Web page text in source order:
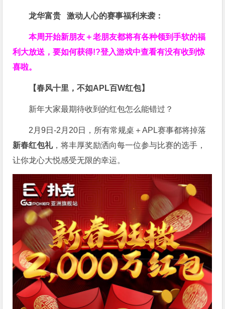
龙华富贵 激动人心的赛事福利来袭：
本周开始新朋友＋老朋友都将有各种领到手软的福
利大放送，要如何获得!?登入游戏中查看有没有收到惊
喜啦。
【春风十里，不如APL百W红包】
新年大家最期待收到的红包怎么能错过？
2月9日-2月20日，所有常规桌＋APL赛事都将掉落
新春红包礼，将丰厚奖励洒向每一位参与比赛的选手，
让你龙心大悦感受无限的幸运。